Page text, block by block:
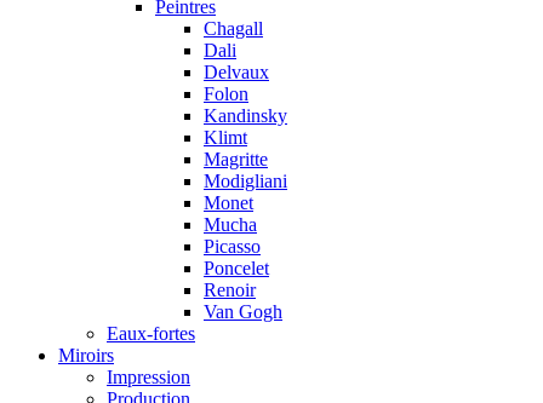
Peintres
Chagall
Dali
Delvaux
Folon
Kandinsky
Klimt
Magritte
Modigliani
Monet
Mucha
Picasso
Poncelet
Renoir
Van Gogh
Eaux-fortes
Miroirs
Impression
Production